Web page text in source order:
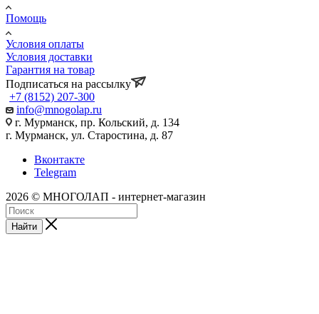
Помощь
Условия оплаты
Условия доставки
Гарантия на товар
Подписаться на рассылку
+7 (8152) 207-300
info@mnogolap.ru
г. Мурманск, пр. Кольский, д. 134
г. Мурманск, ул. Старостина, д. 87
Вконтакте
Telegram
2026 © МНОГОЛАП - интернет-магазин
Найти